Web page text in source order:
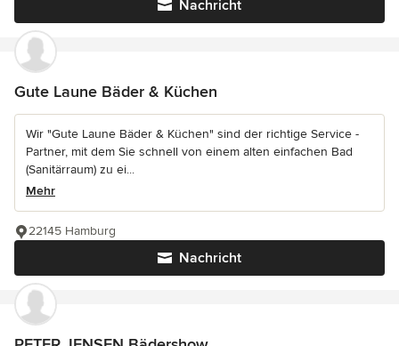
Nachricht
Gute Laune Bäder & Küchen
Wir "Gute Laune Bäder & Küchen" sind der richtige Service -
Partner, mit dem Sie schnell von einem alten einfachen Bad
(Sanitärraum) zu ei...
Mehr
Nachricht
22145 Hamburg